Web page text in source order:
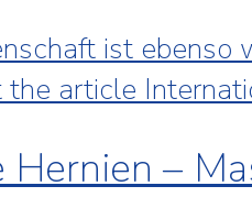
ist ebenso
Hernien –